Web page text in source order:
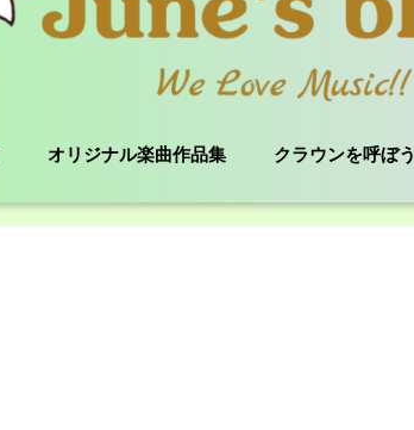
オリジナル楽曲作品集 クラウンを呼ぼう